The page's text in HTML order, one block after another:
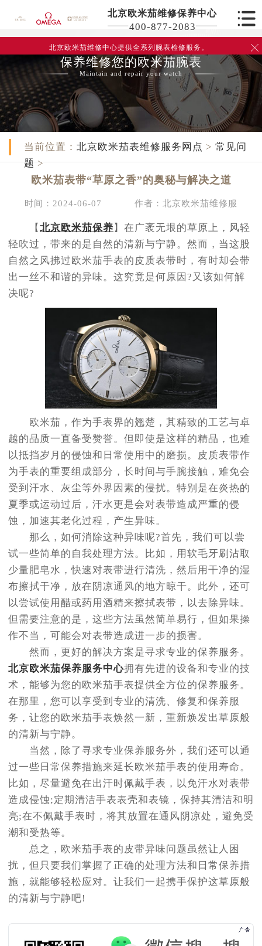
北京欧米茄维修保养中心
400-877-2083
北京欧米茄维修中心提供全系列腕表检修服务。 
保养维修您的欧米茄腕表
Maintain and repair your watch
当前位置： 北京欧米茄表维修服务网点 > 常见问
题 >
欧米茄表带“草原之香”的奥秘与解决之道
时间：2024-06-07 作者：北京欧米茄维修服
【 北京欧米茄保养 】在广袤无垠的草原上，风轻
轻吹过，带来的是自然的清新与宁静。然而，当这股
自然之风拂过欧米茄手表的皮质表带时，有时却会带
出一丝不和谐的异味。这究竟是何原因?又该如何解
决呢?
欧米茄，作为手表界的翘楚，其精致的工艺与卓
越的品质一直备受赞誉。但即使是这样的精品，也难
以抵挡岁月的侵蚀和日常使用中的磨损。皮质表带作
为手表的重要组成部分，长时间与手腕接触，难免会
受到汗水、灰尘等外界因素的侵扰。特别是在炎热的
夏季或运动过后，汗水更是会对表带造成严重的侵
蚀，加速其老化过程，产生异味。
那么，如何消除这种异味呢?首先，我们可以尝
试一些简单的自我处理方法。比如，用软毛牙刷沾取
少量肥皂水，快速对表带进行清洗，然后用干净的湿
布擦拭干净，放在阴凉通风的地方晾干。此外，还可
以尝试使用醋或药用酒精来擦拭表带，以去除异味。
但需要注意的是，这些方法虽然简单易行，但如果操
作不当，可能会对表带造成进一步的损害。
然而，更好的解决方案是寻求专业的保养服务。
北京欧米茄保养服务中心拥有先进的设备和专业的技
术，能够为您的欧米茄手表提供全方位的保养服务。
在那里，您可以享受到专业的清洗、修复和保养服
务，让您的欧米茄手表焕然一新，重新焕发出草原般
的清新与宁静。
当然，除了寻求专业保养服务外，我们还可以通
过一些日常保养措施来延长欧米茄手表的使用寿命。
比如，尽量避免在出汗时佩戴手表，以免汗水对表带
造成侵蚀;定期清洁手表表壳和表镜，保持其清洁和明
亮;在不佩戴手表时，将其放置在通风阴凉处，避免受
潮和受热等。
总之，欧米茄手表的皮带异味问题虽然让人困
扰，但只要我们掌握了正确的处理方法和日常保养措
施，就能够轻松应对。让我们一起携手保护这草原般
的清新与宁静吧!